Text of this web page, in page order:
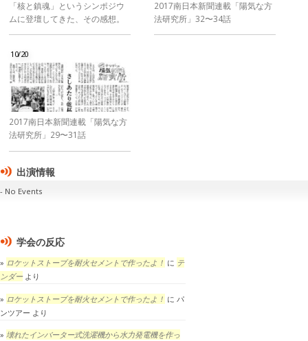
「核と鎮魂」というシンポジウ
ムに登壇してきた、その感想。
2017南日本新聞連載「陽気な方
法研究所」32〜34話
10/20
2017南日本新聞連載「陽気な方
法研究所」29〜31話
出演情報
No Events
学会の反応
ロケットストーブを耐火セメントで作ったよ！ に テ
ンダーより
ロケットストーブを耐火セメントで作ったよ！ に パ
ンツアー より
壊れたインバーター式洗濯機から水力発電機を作っ